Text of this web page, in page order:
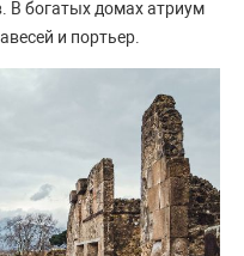
В богатых домах атриум
и портьер.